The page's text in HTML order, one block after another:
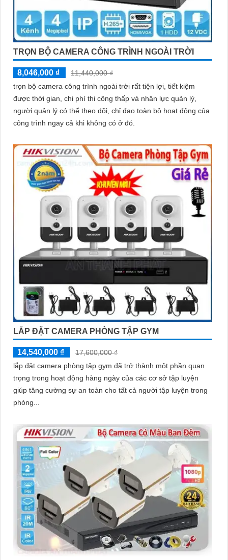
Hy vọng rằng bài viết giới thiệu trên sẽ giúp bạn thu hút được
khách hàng quan tâm đến sản phẩm Camera Hikvision giá rẻ và
chất lượng.
TRỌN BỘ CAMERA CÔNG TRÌNH NGOÀI TRỜI
8,046,000 ₫
11,440,000 ₫
trọn bộ camera công trình ngoài trời rất tiện lợi, tiết kiệm
được thời gian, chi phí thi công thấp và nhân lực quản lý,
người quản lý có thể theo dõi, chỉ đạo toàn bộ hoạt động của
công trình ngay cả khi không có ở đó.
LẮP ĐẶT CAMERA PHÒNG TẬP GYM
14,540,000 ₫
17,600,000 ₫
lắp đặt camera phòng tập gym đã trở thành một phần quan
trọng trong hoạt động hàng ngày của các cơ sở tập luyện
giúp tăng cường sự an toàn cho tất cả người tập luyện trong
phòng...